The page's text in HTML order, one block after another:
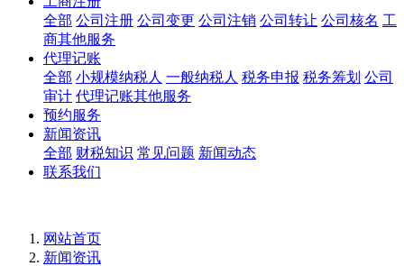
全部 公司注册 公司变更 公司注销 公司转让 公司核名 工
商其他服务
代理记账
全部 小规模纳税人 一般纳税人 税务申报 税务筹划 公司
审计 代理记账其他服务
预约服务
新闻资讯
全部 财税知识 常见问题 新闻动态
联系我们
网站首页
新闻资讯